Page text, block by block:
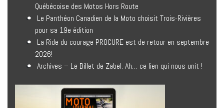
Québécoise des Motos Hors Route
Le Panthéon Canadien de la Moto choisit Trois-Rivières
pour sa 19e édition
La Ride du courage PROCURE est de retour en septembre
2026!
Archives – Le Billet de Zabel. Ah… ce lien qui nous unit !